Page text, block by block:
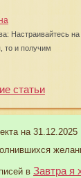
Настраивайтесь
то и получим
статьи
на 31.12.2025
в Завтра я